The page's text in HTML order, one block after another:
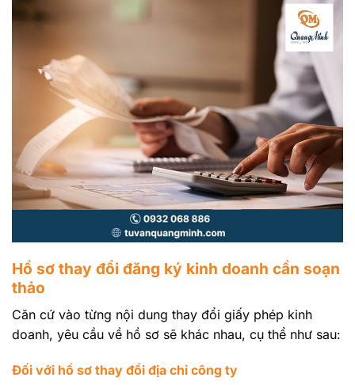
Hồ sơ thay đổi đăng ký kinh doanh cần soạn
thảo
Căn cứ vào từng nội dung thay đổi giấy phép kinh
doanh, yêu cầu về hồ sơ sẽ khác nhau, cụ thể như sau:
Đối với hồ sơ thay đổi địa chỉ công ty